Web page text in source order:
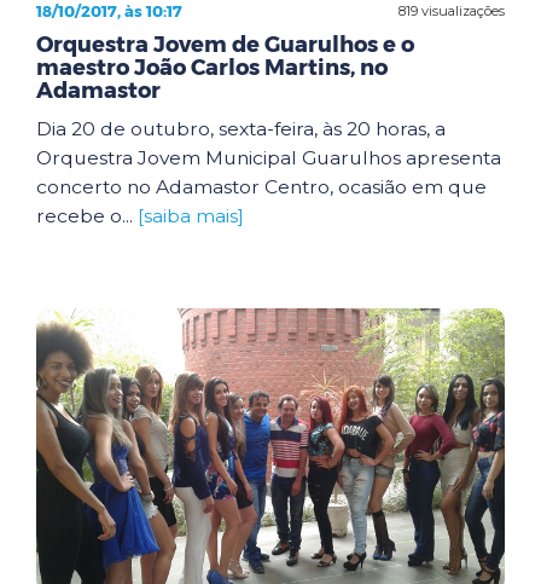
819 visualizações
18/10/2017, às 10:17
Orquestra Jovem de Guarulhos e o
maestro João Carlos Martins, no
Adamastor
Dia 20 de outubro, sexta-feira, às 20 horas, a
Orquestra Jovem Municipal Guarulhos apresenta
concerto no Adamastor Centro, ocasião em que
recebe o... [saiba mais]